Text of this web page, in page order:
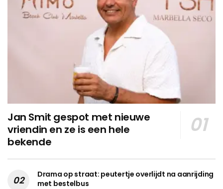
Jan Smit gespot met nieuwe
vriendin en ze is een hele
bekende
Drama op straat: peutertje overlijdt na aanrijding
met bestelbus